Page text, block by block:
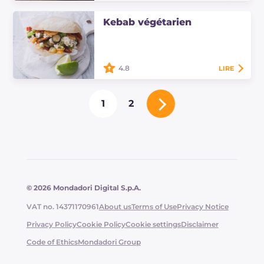
La recette des grains de farine de
légumineuses avec crevettes et
Kebab végétarien
sandwich garni de légumes,
pommes de terre, feta, sauce
piquante et un mélange d'épices
4.8 LIRE
1 2
© 2026 Mondadori Digital S.p.A.
VAT no. 14371170961About usTerms of UsePrivacy Notice
Privacy PolicyCookie PolicyCookie settingsDisclaimer
Code of EthicsMondadori Group